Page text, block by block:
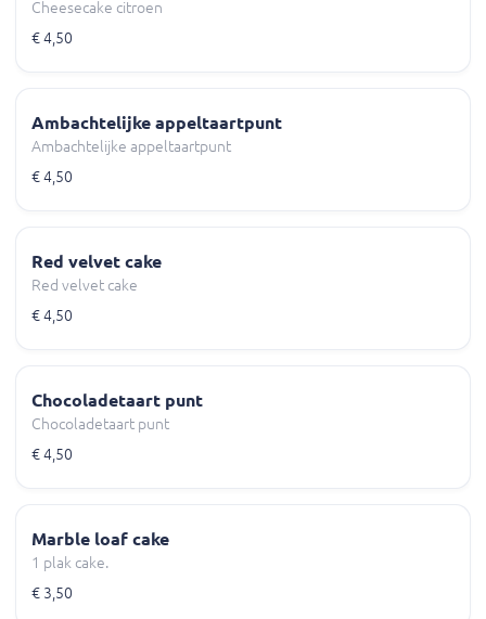
Cheesecake citroen
€ 4,50
Ambachtelijke appeltaartpunt
Ambachtelijke appeltaartpunt
€ 4,50
Red velvet cake
Red velvet cake
€ 4,50
Chocoladetaart punt
Chocoladetaart punt
€ 4,50
Marble loaf cake
1 plak cake.
€ 3,50